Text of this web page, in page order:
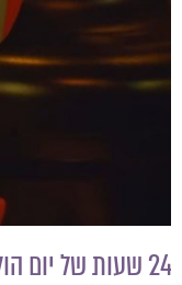
24 שעות של יום הולדת עם ניחוח ניו יורקי בארץ.ֿ